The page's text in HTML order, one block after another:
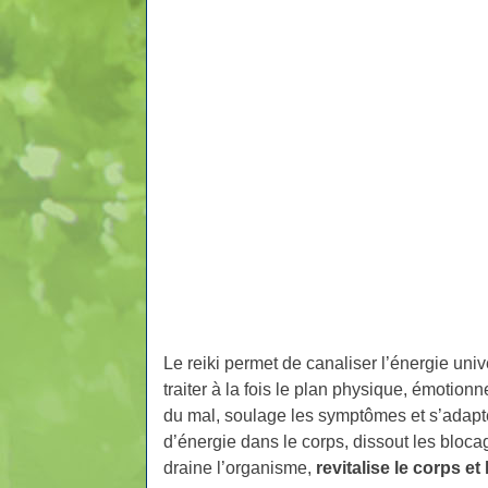
Le reiki permet de canaliser l’énergie
traiter à la fois le plan physique,
du mal, soulage les symptômes et
d’énergie dans le corps, dissout les
draine l’organisme, revitalise le corps et